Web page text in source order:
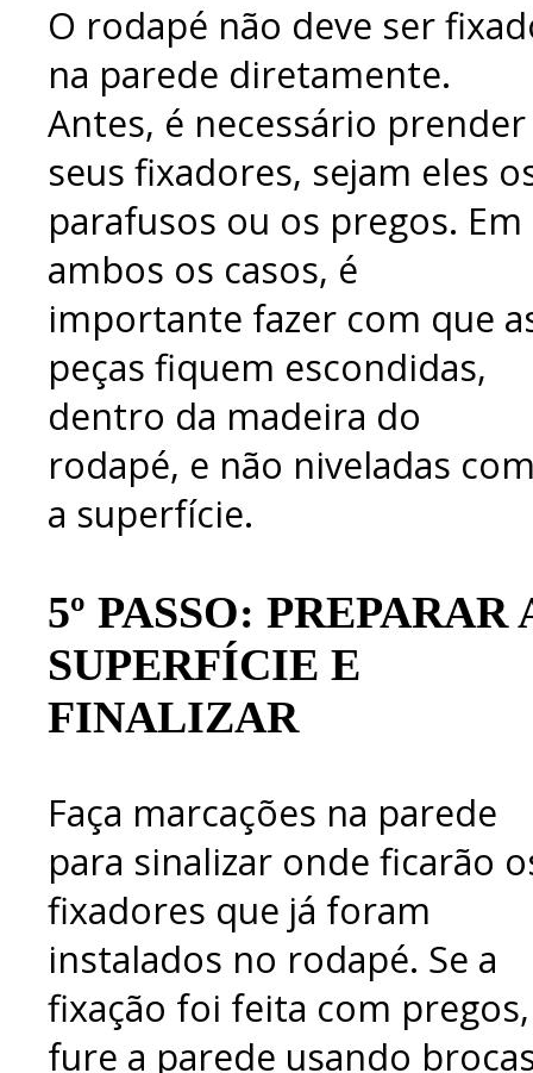
O rodapé não deve ser
na parede diretamente.
Antes, é necessário prender
seus fixadores, sejam eles
parafusos ou os pregos. Em
ambos os casos, é
importante fazer com que
peças fiquem escondidas,
dentro da madeira do
rodapé, e não niveladas
a superfície.
5º PASSO: PREPARAR
SUPERFÍCIE E
FINALIZAR
Faça marcações na parede
para sinalizar onde ficarão
fixadores que já foram
instalados no rodapé. Se a
fixação foi feita com pregos,
fure a parede usando